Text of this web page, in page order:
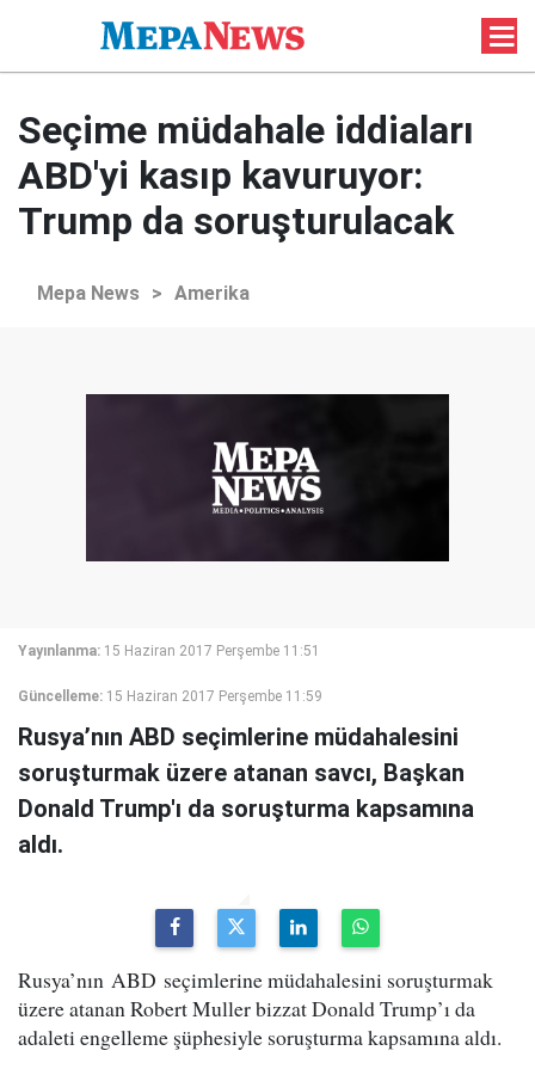
Seçime müdahale iddiaları
ABD'yi kasıp kavuruyor:
Trump da soruşturulacak
Mepa News > Amerika
Yayınlanma: 15 Haziran 2017 Perşembe 11:51
Güncelleme: 15 Haziran 2017 Perşembe 11:59
Rusya’nın ABD seçimlerine müdahalesini
soruşturmak üzere atanan savcı, Başkan
Donald Trump'ı da soruşturma kapsamına
aldı.
Rusya’nın ABD seçimlerine müdahalesini soruşturmak
üzere atanan Robert Muller bizzat Donald Trump’ı da
adaleti engelleme şüphesiyle soruşturma kapsamına aldı.